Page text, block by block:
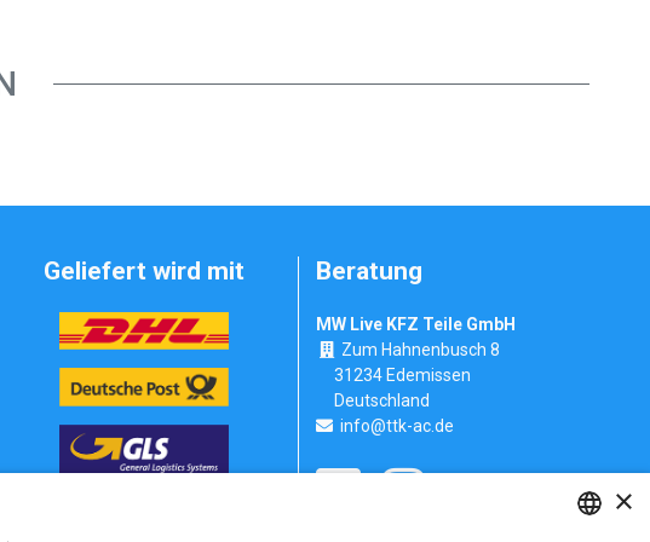
Geliefert wird mit Beratung
MW Live KFZ Teile GmbH
Zum Hahnenbusch 8
31234 Edemissen
Deutschland
info@ttk-ac.de
×